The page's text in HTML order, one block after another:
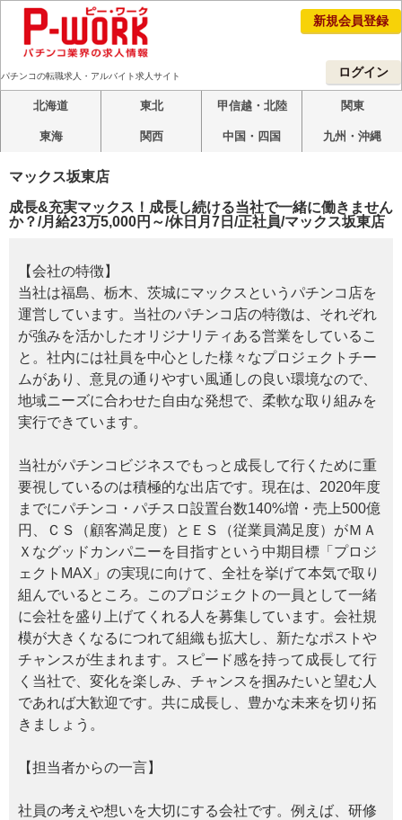
新規会員登録
ログイン
パチンコの転職求人・アルバイト求人サイト
北海道 東北 甲信越・北陸 関東
東海 関西 中国・四国 九州・沖縄
マックス坂東店
成長&充実マックス！成長し続ける当社で一緒に働きません
か？/月給23万5,000円～/休日月7日/正社員/マックス坂東店
【会社の特徴】
当社は福島、栃木、茨城にマックスというパチンコ店を
運営しています。当社のパチンコ店の特徴は、それぞれ
が強みを活かしたオリジナリティある営業をしているこ
と。社内には社員を中心とした様々なプロジェクトチー
ムがあり、意見の通りやすい風通しの良い環境なので、
地域ニーズに合わせた自由な発想で、柔軟な取り組みを
実行できています。
当社がパチンコビジネスでもっと成長して行くために重
要視しているのは積極的な出店です。現在は、2020年度
までにパチンコ・パチスロ設置台数140%増・売上500億
円、ＣＳ（顧客満足度）とＥＳ（従業員満足度）がＭＡ
Ｘなグッドカンパニーを目指すという中期目標「プロジ
ェクトMAX」の実現に向けて、全社を挙げて本気で取り
組んでいるところ。このプロジェクトの一員として一緒
に会社を盛り上げてくれる人を募集しています。会社規
模が大きくなるにつれて組織も拡大し、新たなポストや
チャンスが生まれます。スピード感を持って成長して行
く当社で、変化を楽しみ、チャンスを掴みたいと望む人
であれば大歓迎です。共に成長し、豊かな未来を切り拓
きましょう。
【担当者からの一言】
社員の考えや想いを大切にする会社です。例えば、研修